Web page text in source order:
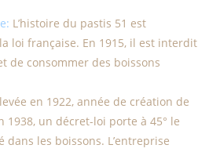
L’histoire du pastis 51 est
loi française. En 1915, il est interdit
de consommer des boissons
en 1922, année de création de
1938, un décret-loi porte à 45° le
dans les boissons. L’entreprise